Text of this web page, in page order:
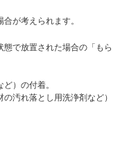
が考えられます。
で放置された場合の「もら
）の付着。
汚れ落とし用洗浄剤など）